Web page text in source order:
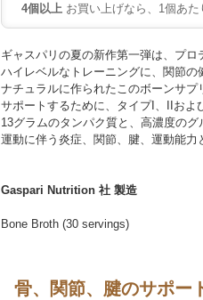
4個以上 お買い上げなら、1個あた
ギャスパリの夏の新作第一弾は、プロ
ハイレベルなトレーニングに、関節の
ナチュラルに作られたこのボーンサ
サポートするために、タイプI、IIお
13グラムのタンパク質と、高濃度の
運動に伴う炎症、関節、腱、運動能
Gaspari Nutrition 社 製造
Bone Broth (30 servings)
骨、関節、腱のサポー